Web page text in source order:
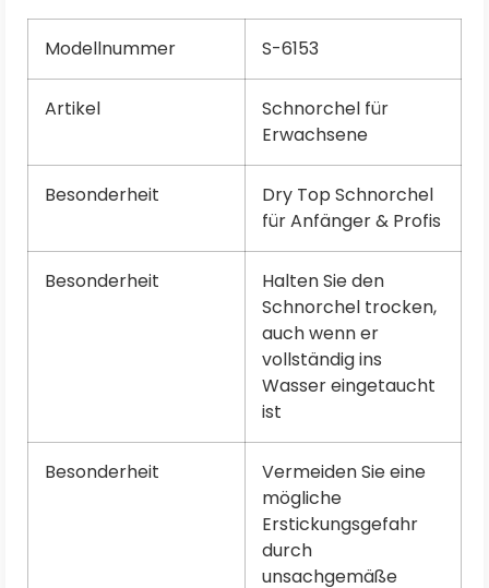
Modellnummer S-6153
Artikel
Schnorchel für
Erwachsene
Besonderheit
Dry Top Schnorchel
für Anfänger & Profis
Besonderheit
Halten Sie den
Schnorchel trocken,
auch wenn er
vollständig ins
Wasser eingetaucht
ist
Besonderheit
Vermeiden Sie eine
mögliche
Erstickungsgefahr
durch
unsachgemäße